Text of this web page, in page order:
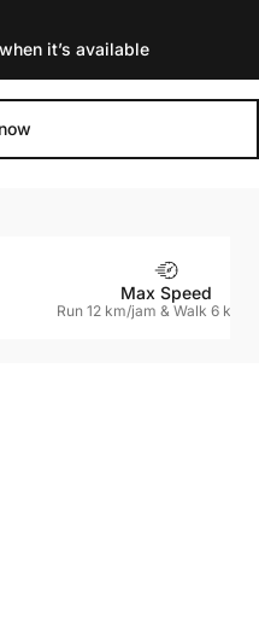
it’s available
Max Speed
Run 12 km/jam & Walk 6 km/